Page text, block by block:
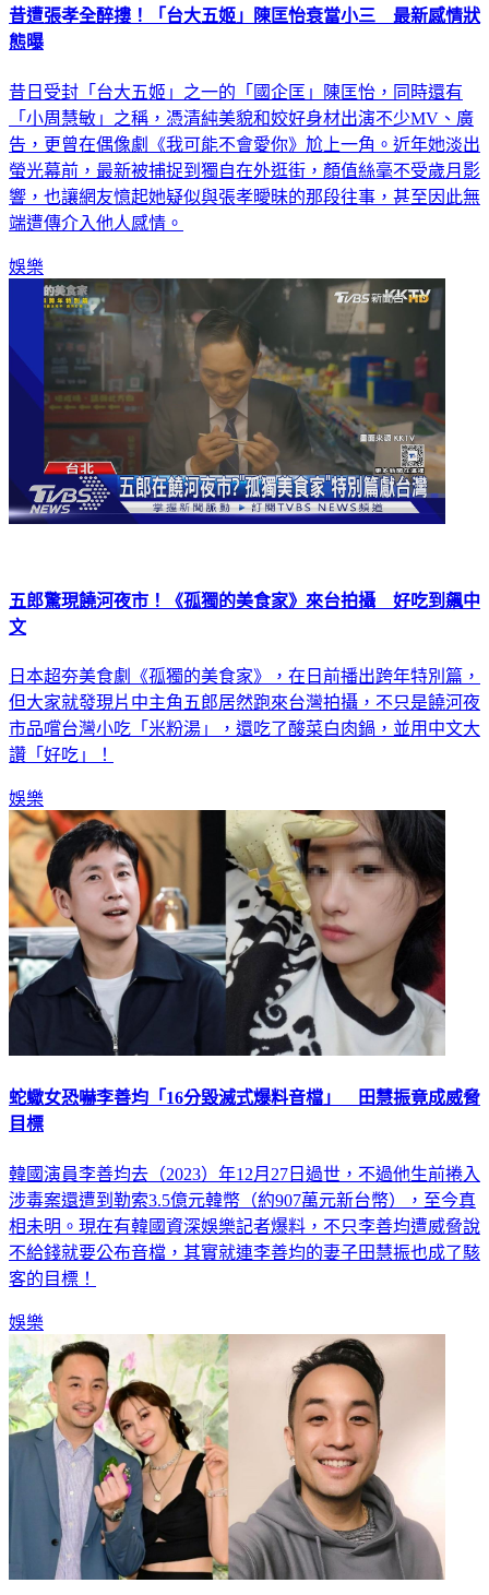
昔遭張孝全醉摟！「台大五姬」陳匡怡衰當小三 最新感情狀
態曝
昔日受封「台大五姬」之一的「國企匡」陳匡怡，同時還有
「小周慧敏」之稱，憑清純美貌和姣好身材出演不少MV、廣
告，更曾在偶像劇《我可能不會愛你》尬上一角。近年她淡出
螢光幕前，最新被捕捉到獨自在外逛街，顏值絲毫不受歲月影
響，也讓網友憶起她疑似與張孝曖昧的那段往事，甚至因此無
端遭傳介入他人感情。
娛樂
五郎驚現饒河夜市！《孤獨的美食家》來台拍攝 好吃到飆中
文
日本超夯美食劇《孤獨的美食家》，在日前播出跨年特別篇，
但大家就發現片中主角五郎居然跑來台灣拍攝，不只是饒河夜
市品嚐台灣小吃「米粉湯」，還吃了酸菜白肉鍋，並用中文大
讚「好吃」！
娛樂
蛇蠍女恐嚇李善均「16分毀滅式爆料音檔」 田慧振竟成威脅
目標
韓國演員李善均去（2023）年12月27日過世，不過他生前捲入
涉毒案還遭到勒索3.5億元韓幣（約907萬元新台幣），至今真
相未明。現在有韓國資深娛樂記者爆料，不只李善均遭威脅說
不給錢就要公布音檔，其實就連李善均的妻子田慧振也成了駭
客的目標！
娛樂